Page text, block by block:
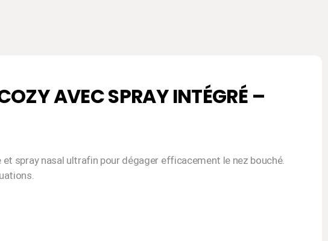
AVEC SPRAY INTÉGRÉ –
spray nasal ultrafin pour dégager efficacement le nez bouché.